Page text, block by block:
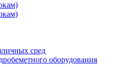
сред
оборудования